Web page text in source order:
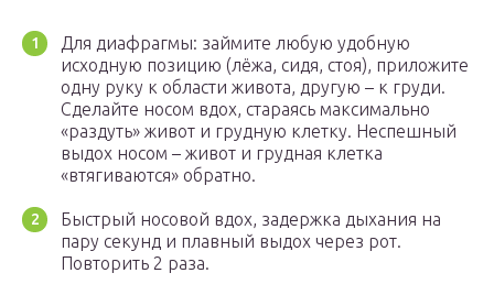
Для диафрагмы: займите любую удобную
исходную позицию (лёжа, сидя, стоя), приложите
одну руку к области живота, другую – к груди.
Сделайте носом вдох, стараясь максимально
«раздуть» живот и грудную клетку. Неспешный
выдох носом – живот и грудная клетка
«втягиваются» обратно.
Быстрый носовой вдох, задержка дыхания на
пару секунд и плавный выдох через рот.
Повторить 2 раза.